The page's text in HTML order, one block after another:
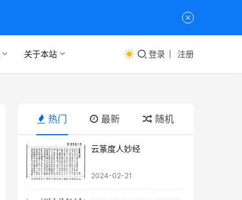
关于本站 登录 注册
热门 最新 随机
云篆度人妙经
2024-02-21